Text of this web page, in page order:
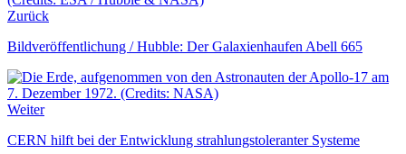
Zurück
Bildveröffentlichung / Hubble: Der Galaxienhaufen Abell 665
Weiter
CERN hilft bei der Entwicklung strahlungstoleranter Systeme